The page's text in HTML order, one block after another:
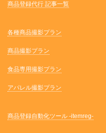
商品登録代行 記事一覧
各種商品撮影プラン
商品撮影プラン
食品専用撮影プラン
アパレル撮影プラン
商品登録自動化ツール -itemreg-